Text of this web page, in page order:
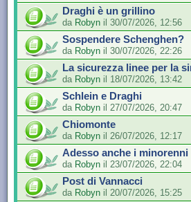
Draghi è un grillino
da Robyn il 30/07/2026, 12:56
Sospendere Schenghen?
da Robyn il 30/07/2026, 22:26
La sicurezza linee per la
da Robyn il 18/07/2026, 13:42
Schlein e Draghi
da Robyn il 27/07/2026, 20:47
Chiomonte
da Robyn il 26/07/2026, 12:17
Adesso anche i minorenni
da Robyn il 23/07/2026, 22:04
Post di Vannacci
da Robyn il 20/07/2026, 15:25